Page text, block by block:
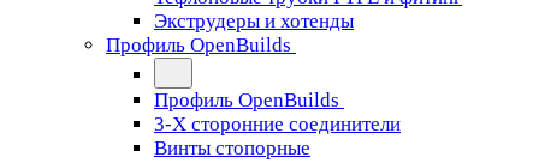
Экструдеры и хотенды
Профиль OpenBuilds
Профиль OpenBuilds
3-Х сторонние соединители
Винты стопорные